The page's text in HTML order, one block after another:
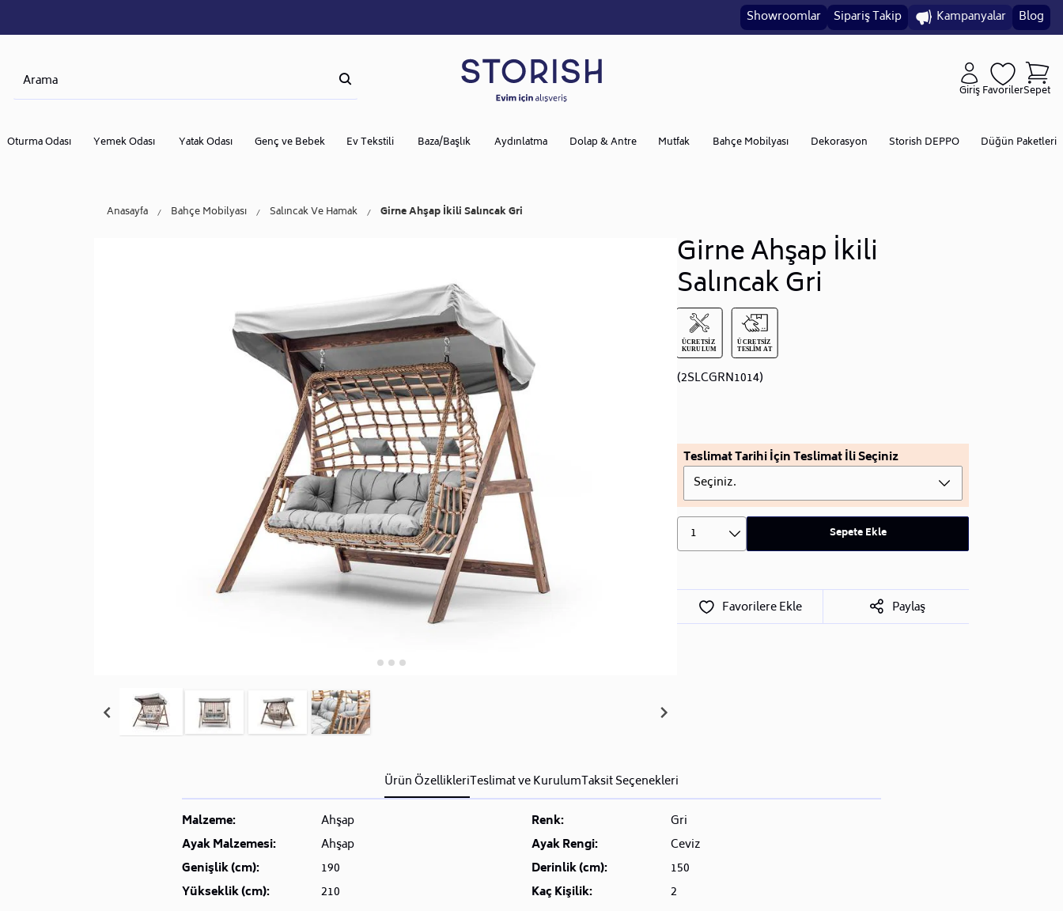
Showroomlar Sipariş Takip Kampanyalar Blog
GirişFavorilerSepet
Oturma Odası Yemek Odası Yatak Odası Genç ve Bebek Ev Tekstili Baza/Başlık Aydınlatma Dolap & Antre Mutfak Bahçe Mobilyası Dekorasyon Storish DEPPO Düğün Paketleri
Anasayfa Bahçe Mobilyası Salıncak Ve Hamak Girne Ahşap İkili Salıncak Gri
Girne Ahşap İkili
Salıncak Gri
(2SLCGRN1014)
Teslimat Tarihi İçin Teslimat İli Seçiniz
Seçiniz.
1 Sepete Ekle
Favorilere Ekle Paylaş
Ürün ÖzellikleriTeslimat ve KurulumTaksit Seçenekleri
Malzeme:
Ahşap Renk:
Gri
Ayak Malzemesi:
Ahşap Ayak Rengi:
Ceviz
Genişlik (cm):
190 Derinlik (cm):
150
Yükseklik (cm):
210 Kaç Kişilik: 2